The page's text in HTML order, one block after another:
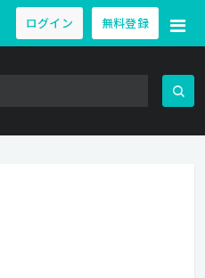
ログイン 無料登録